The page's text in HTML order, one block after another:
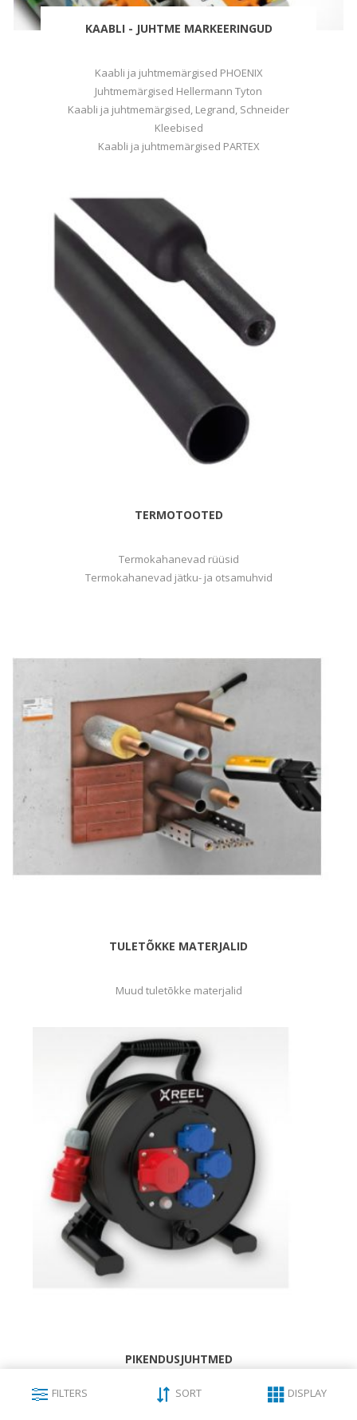
KAABLI - JUHTME MARKEERINGUD
Kaabli ja juhtmemärgised PHOENIX
Juhtmemärgised Hellermann Tyton
Kaabli ja juhtmemärgised, Legrand, Schneider
Kleebised
Kaabli ja juhtmemärgised PARTEX
TERMOTOOTED
Termokahanevad rüüsid
Termokahanevad jätku- ja otsamuhvid
TULETÕKKE MATERJALID
Muud tuletõkke materjalid
PIKENDUSJUHTMED
Pikendusjuhtmed.
FILTERS SORT DISPLAY